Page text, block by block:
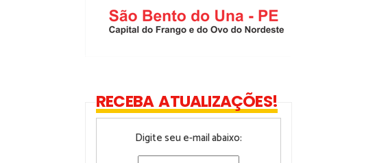
RECEBA ATUALIZAÇÕES!
Digite seu e-mail abaixo: